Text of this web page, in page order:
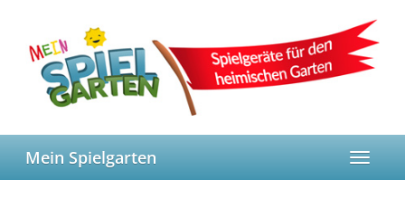
content
Toggle
Mein Spielgarten